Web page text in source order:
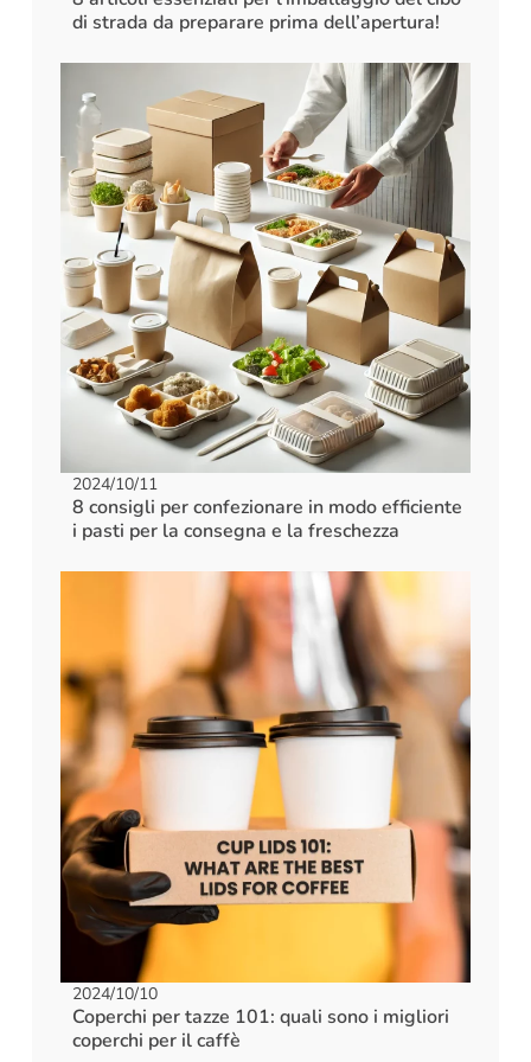
di strada da preparare prima dell’apertura!
2024/10/11
8 consigli per confezionare in modo efficiente
i pasti per la consegna e la freschezza
2024/10/10
Coperchi per tazze 101: quali sono i migliori
coperchi per il caffè